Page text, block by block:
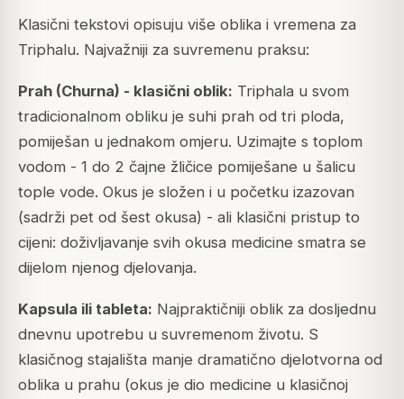
Klasični tekstovi opisuju više oblika i vremena za
Triphalu. Najvažniji za suvremenu praksu:
Prah (Churna) - klasični oblik: Triphala u svom
tradicionalnom obliku je suhi prah od tri ploda,
pomiješan u jednakom omjeru. Uzimajte s toplom
vodom - 1 do 2 čajne žličice pomiješane u šalicu
tople vode. Okus je složen i u početku izazovan
(sadrži pet od šest okusa) - ali klasični pristup to
cijeni: doživljavanje svih okusa medicine smatra se
dijelom njenog djelovanja.
Kapsula ili tableta: Najpraktičniji oblik za dosljednu
dnevnu upotrebu u suvremenom životu. S
klasičnog stajališta manje dramatično djelotvorna od
oblika u prahu (okus je dio medicine u klasičnoj